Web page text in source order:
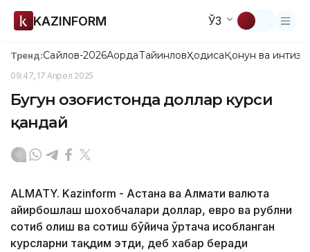
KAZINFORM ЎЗ
Тренд:Сайлов-2026АқордаТайинловҲодисаҚонун ва
09:47, 17 Апрел 2025
Бугун Қозоғистонда доллар курси
қандай
ALMATY. Kazinform - Астана ва Алмати валюта
айирбошлаш шохобчалари доллар, евро ва рублни
сотиб олиш ва сотиш бўйича ўртача ҳисобланган
курсларни тақдим этди, деб хабар беради